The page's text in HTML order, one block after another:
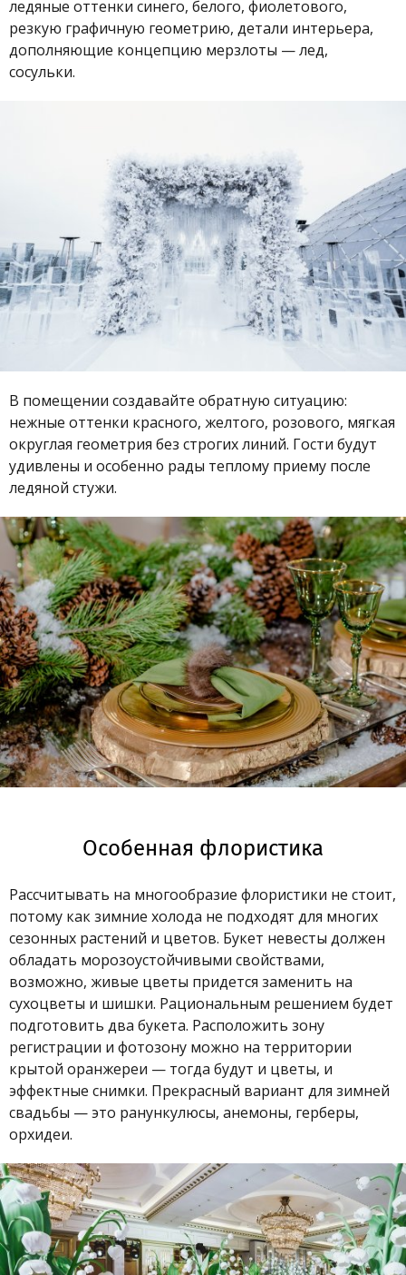
ледяные оттенки синего, белого, фиолетового,
резкую графичную геометрию, детали интерьера,
дополняющие концепцию мерзлоты — лед,
сосульки.
В помещении создавайте обратную ситуацию:
нежные оттенки красного, желтого, розового, мягкая
округлая геометрия без строгих линий. Гости будут
удивлены и особенно рады теплому приему после
ледяной стужи.
Особенная флористика
Рассчитывать на многообразие флористики не стоит,
потому как зимние холода не подходят для многих
сезонных растений и цветов. Букет невесты должен
обладать морозоустойчивыми свойствами,
возможно, живые цветы придется заменить на
сухоцветы и шишки. Рациональным решением будет
подготовить два букета. Расположить зону
регистрации и фотозону можно на территории
крытой оранжереи — тогда будут и цветы, и
эффектные снимки. Прекрасный вариант для зимней
свадьбы — это ранункулюсы, анемоны, герберы,
орхидеи.